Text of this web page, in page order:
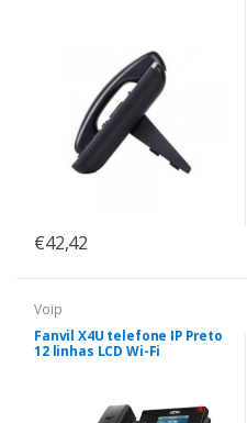
€42,42
Voip
Fanvil X4U telefone IP Preto
12 linhas LCD Wi-Fi